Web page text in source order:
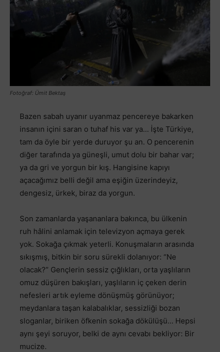
Fotoğraf: Ümit Bektaş
Bazen sabah uyanır uyanmaz pencereye bakarken
insanın içini saran o tuhaf his var ya… İşte Türkiye,
tam da öyle bir yerde duruyor şu an. O pencerenin
diğer tarafında ya güneşli, umut dolu bir bahar var;
ya da gri ve yorgun bir kış. Hangisine kapıyı
açacağımız belli değil ama eşiğin üzerindeyiz,
dengesiz, ürkek, biraz da yorgun.
Son zamanlarda yaşananlara bakınca, bu ülkenin
ruh hâlini anlamak için televizyon açmaya gerek
yok. Sokağa çıkmak yeterli. Konuşmaların arasında
sıkışmış, bitkin bir soru sürekli dolanıyor: “Ne
olacak?” Gençlerin sessiz çığlıkları, orta yaşlıların
omuz düşüren bakışları, yaşlıların iç çeken derin
nefesleri artık eyleme dönüşmüş görünüyor;
meydanlara taşan kalabalıklar, sessizliği bozan
sloganlar, biriken öfkenin sokağa dökülüşü… Hepsi
aynı şeyi soruyor, belki de aynı cevabı bekliyor: Bir
mucize.